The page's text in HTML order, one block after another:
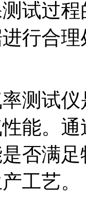
试过
行合
测试
能。
否满
工艺。